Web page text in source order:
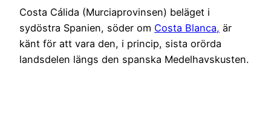
Costa Cálida (Murciaprovinsen) beläget i
sydöstra Spanien, söder om Costa Blanca, är
känt för att vara den, i princip, sista orörda
landsdelen längs den spanska Medelhavskusten.